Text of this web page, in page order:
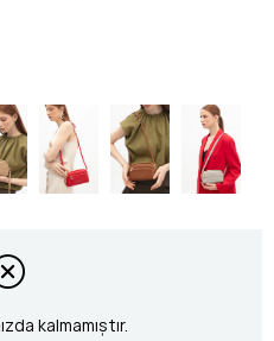
kalmamıştır.